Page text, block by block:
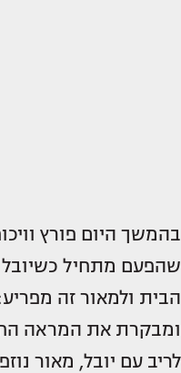
בהמשך היום פורץ
שהפעם מתחיל
הבית ולמאור זה
ומבקרת את המראה
לריב עם יובל, מאור